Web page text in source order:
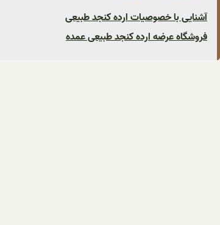
آشنایی با خصوصیات ارده کنجد طبیعی
فروشگاه عرضه ارده کنجد طبیعی عمده